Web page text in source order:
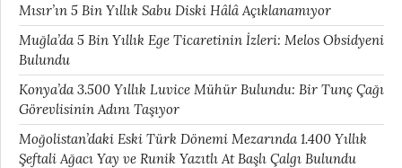
Mısır’ın 5 Bin Yıllık Sabu Diski Hâlâ Açıklanamıyor
Muğla’da 5 Bin Yıllık Ege Ticaretinin İzleri: Melos Obsidyeni
Bulundu
Konya’da 3.500 Yıllık Luvice Mühür Bulundu: Bir Tunç Çağı
Görevlisinin Adını Taşıyor
Moğolistan’daki Eski Türk Dönemi Mezarında 1.400 Yıllık
Şeftali Ağacı Yay ve Runik Yazıtlı At Başlı Çalgı Bulundu